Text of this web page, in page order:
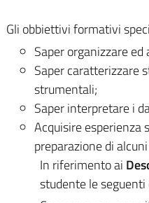
Gli obbiettivi formativi
Saper organizzare
Saper caratterizzare
strumentali;
Saper interpretare i
Acquisire esperienza
preparazione di
In riferimento ai
studente le